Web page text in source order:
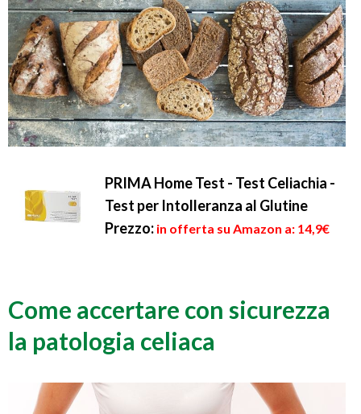
PRIMA Home Test - Test Celiachia -
Test per Intolleranza al Glutine
Prezzo: in offerta su Amazon a: 14,9€
Come accertare con sicurezza
la patologia celiaca